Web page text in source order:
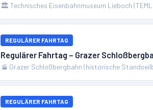
🏛️ Technisches Eisenbahnmuseum Lieboch
REGULÄRER FAHRTAG
Regulärer Fahrtag – Grazer
🚡 Grazer Schloßbergbahn (historische
REGULÄRER FAHRTAG